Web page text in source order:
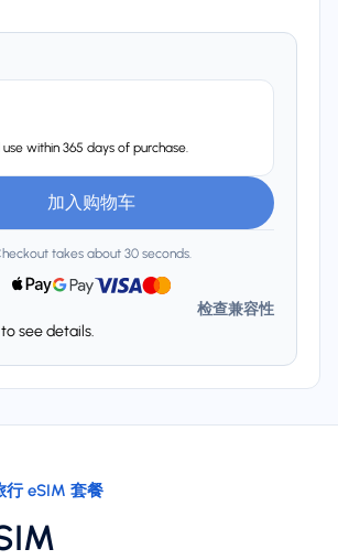
within 365 days of purchase.
加入购物车
takes about 30 seconds.
检查兼容性
see details.
行 eSIM 套餐